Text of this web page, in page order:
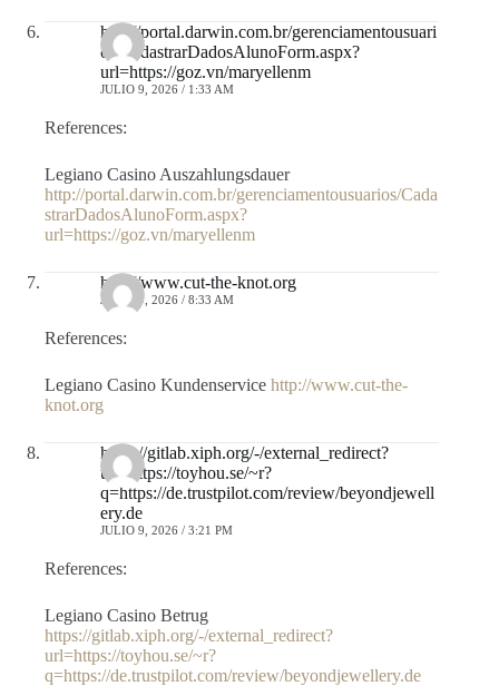
http://portal.darwin.com.br/gerenciamentousuari
os/CadastrarDadosAlunoForm.aspx?
url=https://goz.vn/maryellenm
JULIO 9, 2026 / 1:33 AM
References:
Legiano Casino Auszahlungsdauer
http://portal.darwin.com.br/gerenciamentousuarios/Cada
strarDadosAlunoForm.aspx?
url=https://goz.vn/maryellenm
http://www.cut-the-knot.org
JULIO 9, 2026 / 8:33 AM
References:
Legiano Casino Kundenservice http://www.cut-the-
knot.org
https://gitlab.xiph.org/-/external_redirect?
url=https://toyhou.se/~r?
q=https://de.trustpilot.com/review/beyondjewell
ery.de
JULIO 9, 2026 / 3:21 PM
References:
Legiano Casino Betrug
https://gitlab.xiph.org/-/external_redirect?
url=https://toyhou.se/~r?
q=https://de.trustpilot.com/review/beyondjewellery.de